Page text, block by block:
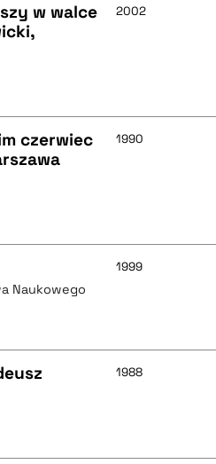
w walce
2002
czerwiec
1990
Naukowego
1999
1988